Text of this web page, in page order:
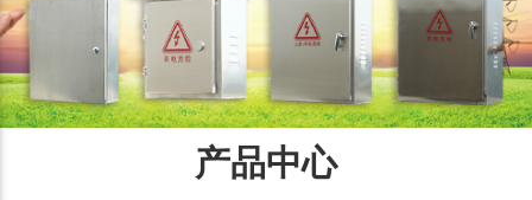
产品中心